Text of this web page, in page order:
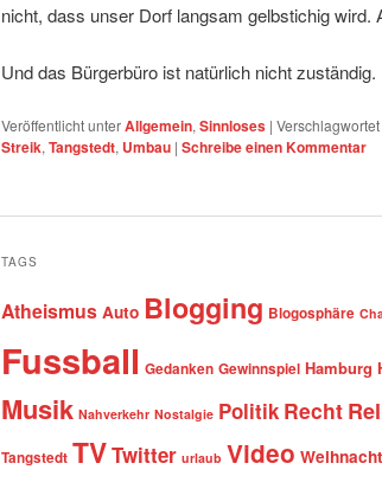
nicht, dass unser Dorf langsam gelbstichig wird.
Und das Bürgerbüro ist natürlich nicht zuständig.
Veröffentlicht unterAllgemein,Sinnloses |
Streik,Tangstedt, Umbau | Schreibe einen Kommentar
TAGS
Atheismus Auto Blogging Blogosphäre
Fussball Gedanken Gewinnspiel Hamburg
Musik Nahverkehr Nostalgie Politik Recht
Tangstedt TVTwitter urlaub Video